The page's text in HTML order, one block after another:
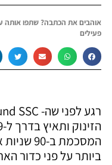
אוהבים את הכתבה? שתפו אותה
פעילים
המסכמת
ביותר על פני כדור